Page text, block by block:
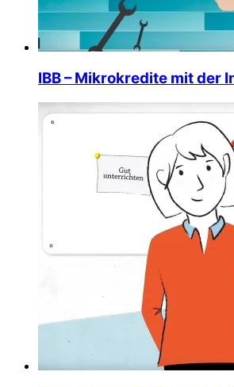
IBB – Mikrokredite mit der